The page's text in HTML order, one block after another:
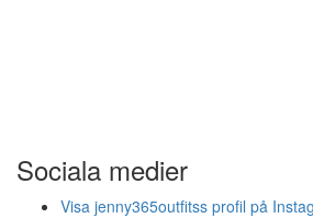
Sociala medier
Visa jenny365outfitss profil på